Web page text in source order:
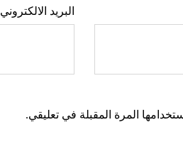
البريد الالكتروني
المرة المقبلة في تعليقي.